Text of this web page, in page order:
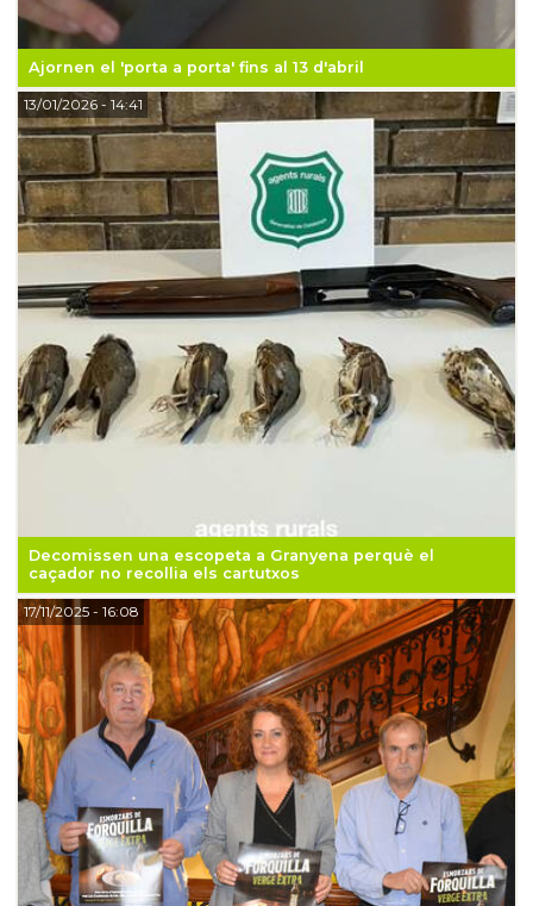
Ajornen el 'porta a porta' fins al 13 d'abril
Decomissen una escopeta a Granyena perquè el
caçador no recollia els cartutxos
13/01/2026- 14:41
17/11/2025- 16:08